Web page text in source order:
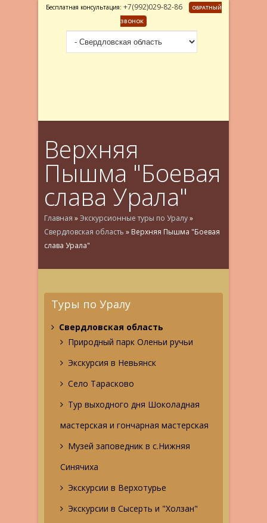
Бесплатная консультация: +7(992)029-82-86
ОБРАТНЫЙ
ЗВОНОК
Верхняя
Пышма "Боевая
слава Урала"
Главная »Экскурсионные туры по Уралу»
Свердловская область » Верхняя Пышма "Боевая
слава Урала"
Туры по Уралу
Свердловская область
Природный парк Оленьи ручьи
Экскурсия в Невьянск
Село Тарасково
Тур выходного дня Шоколадная
мастерская и гончарная мастерская
Музей заповедник в с.Нижняя
Синячиха
Экскурсии в Верхотурье
Экскурсии в Сысерть и "Холзан"